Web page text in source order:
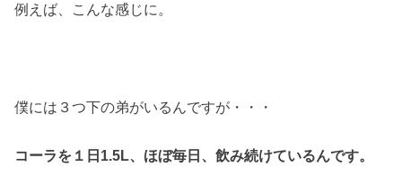
例えば、こんな感じに。
僕には３つ下の弟がいるんですが・・・
コーラを１日1.5L、ほぼ毎日、飲み続けているんです。